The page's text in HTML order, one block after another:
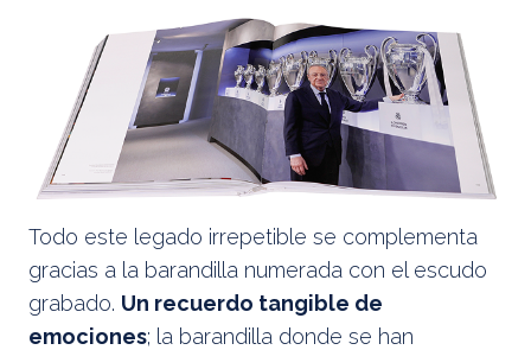
Todo este legado irrepetible se complementa
gracias a la barandilla numerada con el escudo
grabado. Un recuerdo tangible de
emociones; la barandilla donde se han